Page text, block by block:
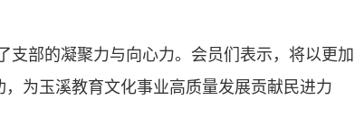
部的凝聚力与向心力。会员们表示，将以更加
为玉溪教育文化事业高质量发展贡献民进力